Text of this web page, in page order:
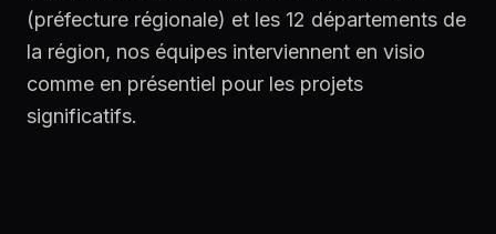
(préfecture régionale) et les 12 départements de
la région, nos équipes interviennent en visio
comme en présentiel pour les projets
significatifs.